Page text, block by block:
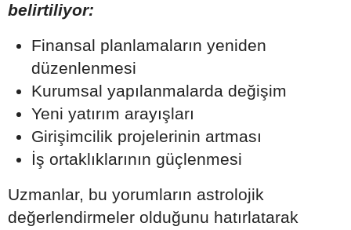
belirtiliyor:
Finansal planlamaların yeniden
düzenlenmesi
Kurumsal yapılanmalarda değişim
Yeni yatırım arayışları
Girişimcilik projelerinin artması
İş ortaklıklarının güçlenmesi
Uzmanlar, bu yorumların astrolojik
değerlendirmeler olduğunu hatırlatarak